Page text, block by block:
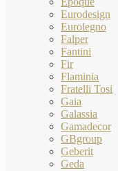
Eurodesign
Eurolegno
Falper
Fantini
Fir
Flaminia
Fratelli Tosi
Gaia
Galassia
Gamadecor
GBgroup
Geberit
Geda